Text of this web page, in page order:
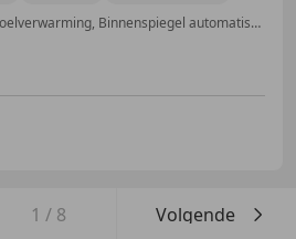
Met onderhoudshistorie, Stoelverwarming, Binnenspiegel automatisch dimmend, Parkeerhulp achter, Voorruitverwarming, Getinte ramen, Regensensor, Lichtmetalen velgen
1 / 8 Volgende